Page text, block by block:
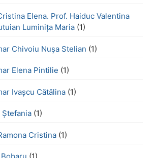
Elena. Prof. Haiduc Valentina
Luminița Maria (1)
Chivoiu Nușa Stelian (1)
Elena Pintilie (1)
Ivașcu Cătălina (1)
Ștefania (1)
Cristina (1)